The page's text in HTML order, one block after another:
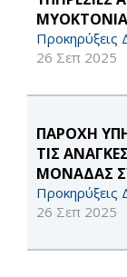
Προκηρύξεις
26 Σεπ 2025
ΠΑΡΟΧΗ
ΤΙΣ
ΜΟΝΑΔΑΣ
Προκηρύξεις
26 Σεπ 2025